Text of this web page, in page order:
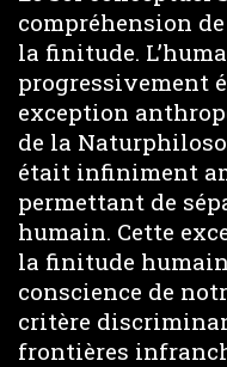
compréhension
la finitude.
progressivement
exception
de la
était infiniment
permettant de
humain. Cette
la finitude
conscience de
critère
frontières